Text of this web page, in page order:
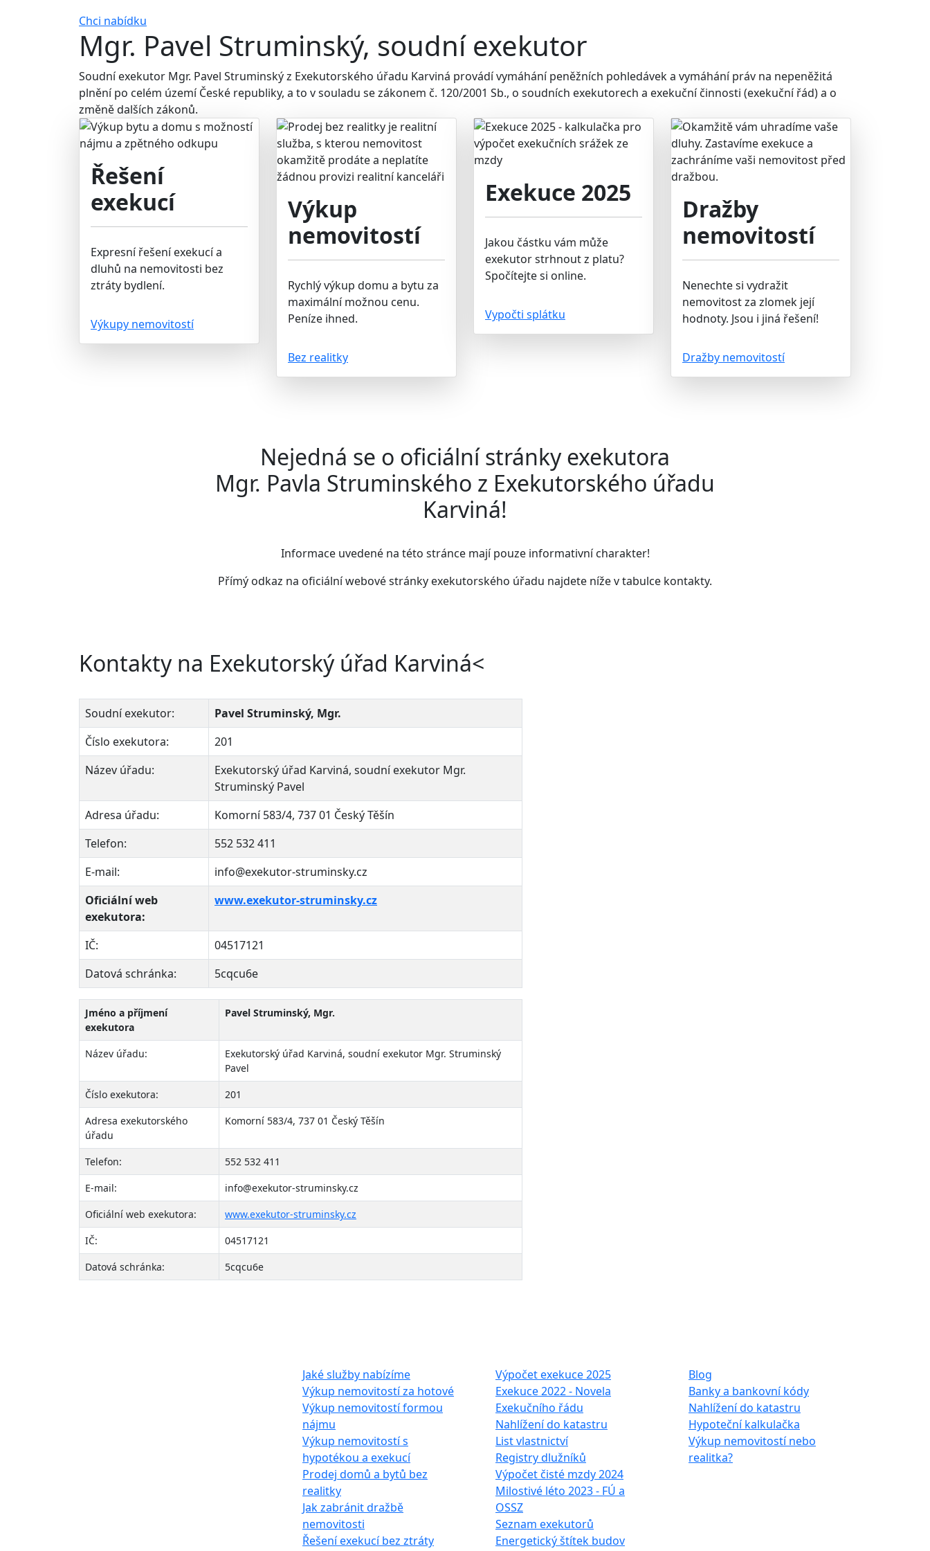
Chci nabídku
Mgr. Pavel Struminský, soudní exekutor
Soudní exekutor Mgr. Pavel Struminský z Exekutorského úřadu Karviná provádí vymáhání peněžních pohledávek a vymáhání práv na nepeněžitá
plnění po celém území České republiky, a to v souladu se zákonem č. 120/2001 Sb., o soudních exekutorech a exekuční činnosti (exekuční řád) a o
změně dalších zákonů.
Řešení
exekucí
Expresní řešení exekucí a
dluhů na nemovitosti bez
ztráty bydlení.
Výkupy nemovitostí
Výkup
nemovitostí
Rychlý výkup domu a bytu za
maximální možnou cenu.
Peníze ihned.
Bez realitky
Exekuce 2025
Jakou částku vám může
exekutor strhnout z platu?
Spočítejte si online.
Vypočti splátku
Dražby
nemovitostí
Nenechte si vydražit
nemovitost za zlomek její
hodnoty. Jsou i jiná řešení!
Dražby nemovitostí
Nejedná se o oficiální stránky exekutora
Mgr. Pavla Struminského z Exekutorského úřadu
Karviná!
Informace uvedené na této stránce mají pouze informativní charakter!
Přímý odkaz na oficiální webové stránky exekutorského úřadu najdete níže v tabulce kontakty.
Kontakty na Exekutorský úřad Karviná<
Soudní exekutor:
Pavel Struminský, Mgr.
Číslo exekutora:
201
Název úřadu:
Exekutorský úřad Karviná, soudní exekutor Mgr.
Struminský Pavel
Adresa úřadu:
Komorní 583/4, 737 01 Český Těšín
Telefon:
552 532 411
E-mail:
info@exekutor-struminsky.cz
Oficiální web
exekutora:
www.exekutor-struminsky.cz
IČ:
04517121
Datová schránka:
5cqcu6e
Jméno a příjmení
exekutora
Pavel Struminský, Mgr.
Název úřadu:
Exekutorský úřad Karviná, soudní exekutor Mgr. Struminský
Pavel
Číslo exekutora:
201
Adresa exekutorského
úřadu
Komorní 583/4, 737 01 Český Těšín
Telefon:
552 532 411
E-mail:
info@exekutor-struminsky.cz
Oficiální web exekutora:
www.exekutor-struminsky.cz
IČ:
04517121
Datová schránka:
5cqcu6e
Jaké služby nabízíme
Výkup nemovitostí za hotové
Výkup nemovitostí formou
nájmu
Výkup nemovitostí s
hypotékou a exekucí
Prodej domů a bytů bez
realitky
Jak zabránit dražbě
nemovitosti
Řešení exekucí bez ztráty
Výpočet exekuce 2025
Exekuce 2022 - Novela
Exekučního řádu
Nahlížení do katastru
List vlastnictví
Registry dlužníků
Výpočet čisté mzdy 2024
Milostivé léto 2023 - FÚ a
OSSZ
Seznam exekutorů
Energetický štítek budov
Blog
Banky a bankovní kódy
Nahlížení do katastru
Hypoteční kalkulačka
Výkup nemovitostí nebo
realitka?